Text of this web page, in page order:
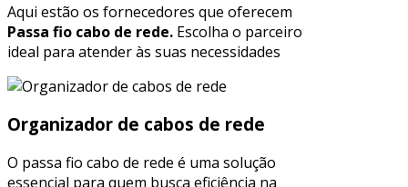
Aqui estão os fornecedores que oferecem
Passa fio cabo de rede. Escolha o parceiro
ideal para atender às suas necessidades
Organizador de cabos de rede
O passa fio cabo de rede é uma solução
essencial para quem busca eficiência na